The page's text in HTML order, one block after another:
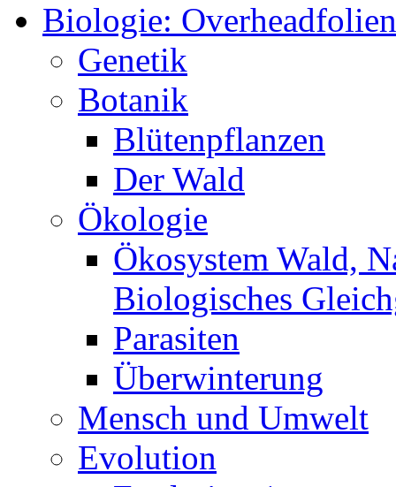
Biologie: Overheadfolien
Genetik
Botanik
Blütenpflanzen
Der Wald
Ökologie
Ökosystem Wald,
Biologisches
Parasiten
Überwinterung
Mensch und Umwelt
Evolution